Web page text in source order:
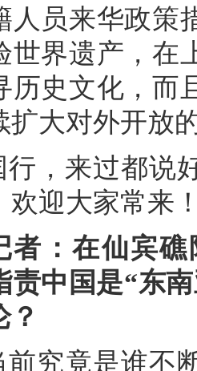
人员来华政策
世界遗产，在
历史文化，而
扩大对外开放
行，来过都说
欢迎大家常来
者：在仙宾
责中国是“东
？
前究竟是谁不